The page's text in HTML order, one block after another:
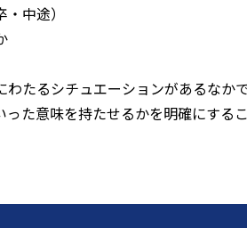
中途）
わたるシチュエーションがあるなか
った意味を持たせるかを明確にする